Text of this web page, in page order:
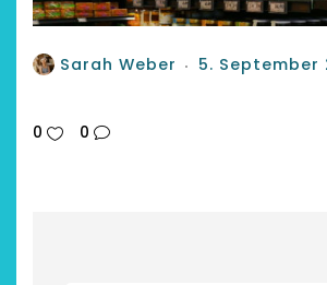
Sarah Weber 5. September
0 0